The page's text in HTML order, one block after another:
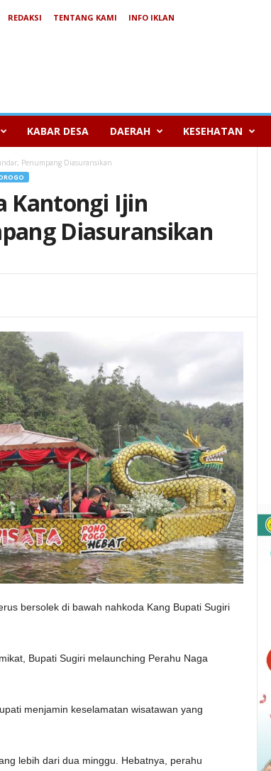
REDAKSI TENTANG KAMI
INFO IKLAN
KABAR DESA DAERAH KESEHATAN
Penumpang Diasuransikan
Kantongi Ijin
Diasuransikan
bersolek di bawah nahkoda Kang Bupati Sugiri
Bupati Sugiri melaunching Perahu Naga
menjamin keselamatan wisatawan yang
lebih dari dua minggu. Hebatnya, perahu